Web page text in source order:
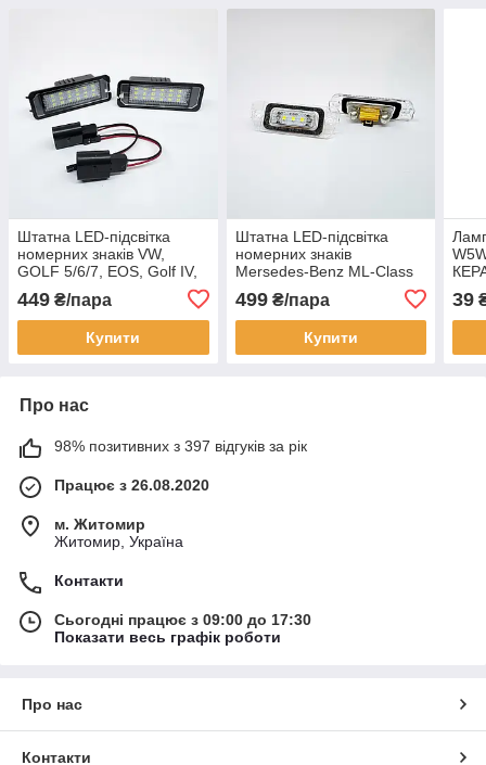
Штатна LED-підсвітка
номерних знаків VW,
GOLF 5/6/7, EOS, Golf IV,
Passat 4D, Passat
449 ₴/пара
Купити
Штатна LED-підсвітка
номерних знаків
Mersedes-Benz ML-Class
499₴/пара
Купити
39
Про нас
98% позитивних з 397 відгуків за рік
Працює з 26.08.2020
м. Житомир
Житомир, Україна
Контакти
Сьогодні працює з 09:00 до 17:30
Показати весь графік роботи
Про нас
Контакти